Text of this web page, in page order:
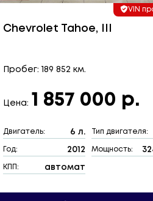
VIN
Chevrolet Tahoe, III
Пробег: 189 852 км.
Цена: 1 857 000 р.
Двигатель: 6 л. Тип двигателя:
Год: 2012 Мощность:
КПП: автомат